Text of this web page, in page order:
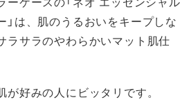
」は、肌のうるおいをキープしな
ラサラのやわらかいマット肌仕
好みの人にビッタリです。